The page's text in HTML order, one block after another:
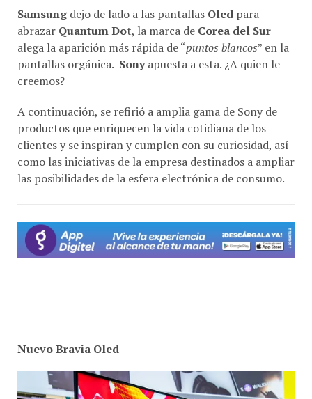
Samsungdejo de lado a las pantallas Oled para
abrazar Quantum Dot, la marca de Corea del Sur
alega la aparición más rápida de “puntos blancos” en la
pantallas orgánica. Sony apuesta a esta. ¿A quien le
creemos?
A continuación, se refirió a amplia gama de Sony de
productos que enriquecen la vida cotidiana de los
clientes y se inspiran y cumplen con su curiosidad, así
como las iniciativas de la empresa destinados a ampliar
las posibilidades de la esfera electrónica de consumo.
Nuevo Bravia Oled